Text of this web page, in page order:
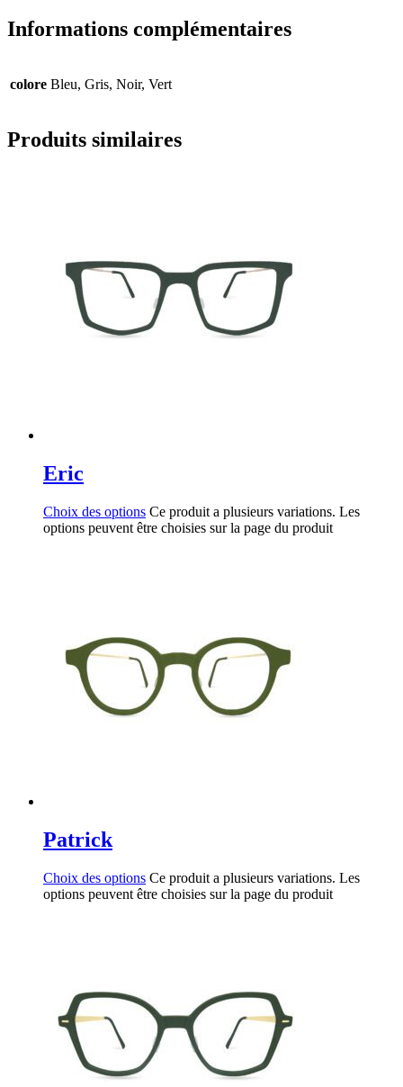
Informations complémentaires
colore Bleu, Gris, Noir, Vert
Produits similaires
Eric
Choix des options Ce produit a plusieurs variations. Les
options peuvent être choisies sur la page du produit
Patrick
Choix des options Ce produit a plusieurs variations. Les
options peuvent être choisies sur la page du produit